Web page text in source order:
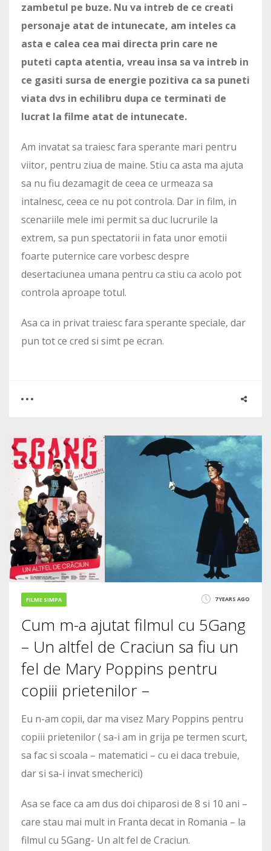
zambetul pe buze. Nu va intreb de ce creati
personaje atat de intunecate, am inteles ca
asta e calea cea mai directa prin care ne
puteti capta atentia, vreau insa sa va intreb in
ce gasiti sursa de energie pozitiva ca sa puneti
viata dvs in echilibru dupa ce terminati de
lucrat la filme atat de intunecate.
Am invatat sa traiesc fara sperante mari pentru
viitor, pentru ziua de maine. Stiu ca asta ma ajuta
sa nu fiu dezamagit de ceea ce urmeaza sa
intalnesc, ceea ce nu pot controla. Dar in film, in
scenariile mele imi permit sa duc lucrurile la
extrem, sa pun spectatorii in fata unor emotii
foarte puternice care vorbesc despre
desertaciunea umana pentru ca stiu ca acolo pot
controla aproape totul.
Asa ca in privat traiesc fara sperante speciale, dar
pun tot ce cred si simt pe ecran.
1
16593
FILME SIMPA 7 YEARS AGO
Cum m-a ajutat filmul cu 5Gang
– Un altfel de Craciun sa fiu un
fel de Mary Poppins pentru
copiii prietenilor –
Eu n-am copii, dar ma visez Mary Poppins pentru
copiii prietenilor ( sa-i am in grija pe termen scurt,
sa fac si scoala – matematici – cu ei daca trebuie,
dar si sa-i invat smecherici)
Asa se face ca am dus doi chiparosi de 8 si 10 ani –
care stau mai mult in Franta decat in Romania – la
filmul cu 5Gang- Un alt fel de Craciun.